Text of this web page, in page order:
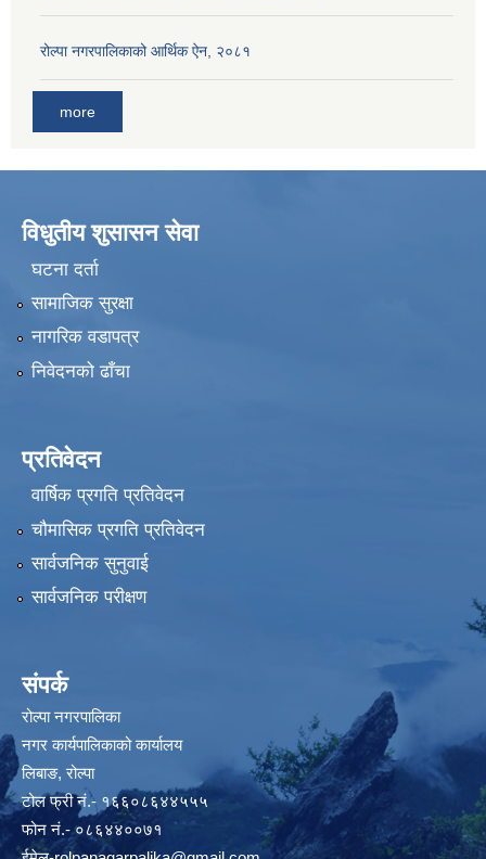
रोल्पा नगरपालिकाको आर्थिक ऐन, २०८१
more
विधुतीय शुसासन सेवा
घटना दर्ता
सामाजिक सुरक्षा
नागरिक वडापत्र
निवेदनको ढाँचा
प्रतिवेदन
वार्षिक प्रगति प्रतिवेदन
चौमासिक प्रगति प्रतिवेदन
सार्वजनिक सुनुवाई
सार्वजनिक परीक्षण
संपर्क
रोल्पा नगरपालिका
नगर कार्यपालिकाको कार्यालय
लिबाङ, रोल्पा
टोल फ्री नं.- १६६०८६४४५५५
फोन नं.- ०८६४४००७१